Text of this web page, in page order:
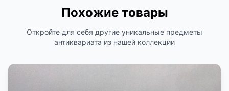
Похожие товары
Откройте для себя другие уникальные предметы
антиквариата из нашей коллекции